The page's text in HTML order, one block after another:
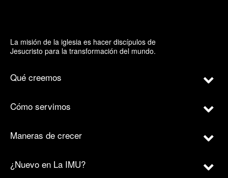
La misión de la iglesia es hacer discípulos de
Jesucristo para la transformación del mundo.
Qué creemos
Cómo servimos
Maneras de crecer
¿Nuevo en La IMU?